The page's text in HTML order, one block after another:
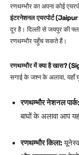
रणथम्भौर का अपना कोई
इंटरनेशनल एयरपोर्ट
दूर है। दिल्ली से जयपुर की
रणथम्भौर पहुँच सकते हैं।
रणथम्भौर में क्या है खास?
सगाई के जश्न के अलावा,
रणथम्भौर नेशनल पार्क:
बाघों के अलावा आप
रणथम्भौर किला: